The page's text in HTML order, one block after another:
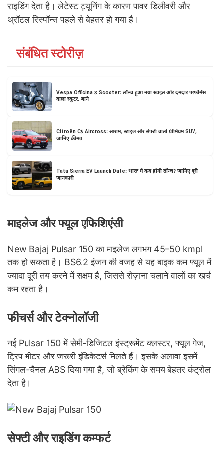
राइडिंग देता है। लेटेस्ट ट्यूनिंग के कारण पावर डिलीवरी और
थ्रॉटल रिस्पॉन्स पहले से बेहतर हो गया है।
संबंधित स्टोरीज़
Vespa Officina 8 Scooter: लॉन्च हुआ नया स्टाइल और दमदार परफॉर्मेंस
वाला स्कूटर, जाने
Citroën C5 Aircross: आराम, स्टाइल और सेफ्टी वाली प्रीमियम SUV,
जानिए कीमत
Tata Sierra EV Launch Date: भारत में कब होगी लॉन्च? जानिए पूरी
जानकारी
माइलेज और फ्यूल एफिशिएंसी
New Bajaj Pulsar 150 का माइलेज लगभग 45–50 kmpl
तक हो सकता है। BS6.2 इंजन की वजह से यह बाइक कम फ्यूल में
ज्यादा दूरी तय करने में सक्षम है, जिससे रोज़ाना चलाने वालों का खर्च
कम रहता है।
फीचर्स और टेक्नोलॉजी
नई Pulsar 150 में सेमी-डिजिटल इंस्ट्रूमेंट क्लस्टर, फ्यूल गेज,
ट्रिप मीटर और जरूरी इंडिकेटर्स मिलते हैं। इसके अलावा इसमें
सिंगल-चैनल ABS दिया गया है, जो ब्रेकिंग के समय बेहतर कंट्रोल
देता है।
सेफ्टी और राइडिंग कम्फर्ट